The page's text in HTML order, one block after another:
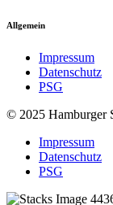
Allgemein
Impressum
Datenschutz
PSG
© 2025 Hamburger
Impressum
Datenschutz
PSG